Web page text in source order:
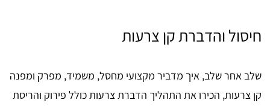
חיסול והדברת קן צרעות
שלב אחר שלב, איך מדביר מקצועי מחסל, משמיד, מפרק ומפנה
קן צרעות, הכירו את התהליך הדברת צרעות כולל פירוק והריסת